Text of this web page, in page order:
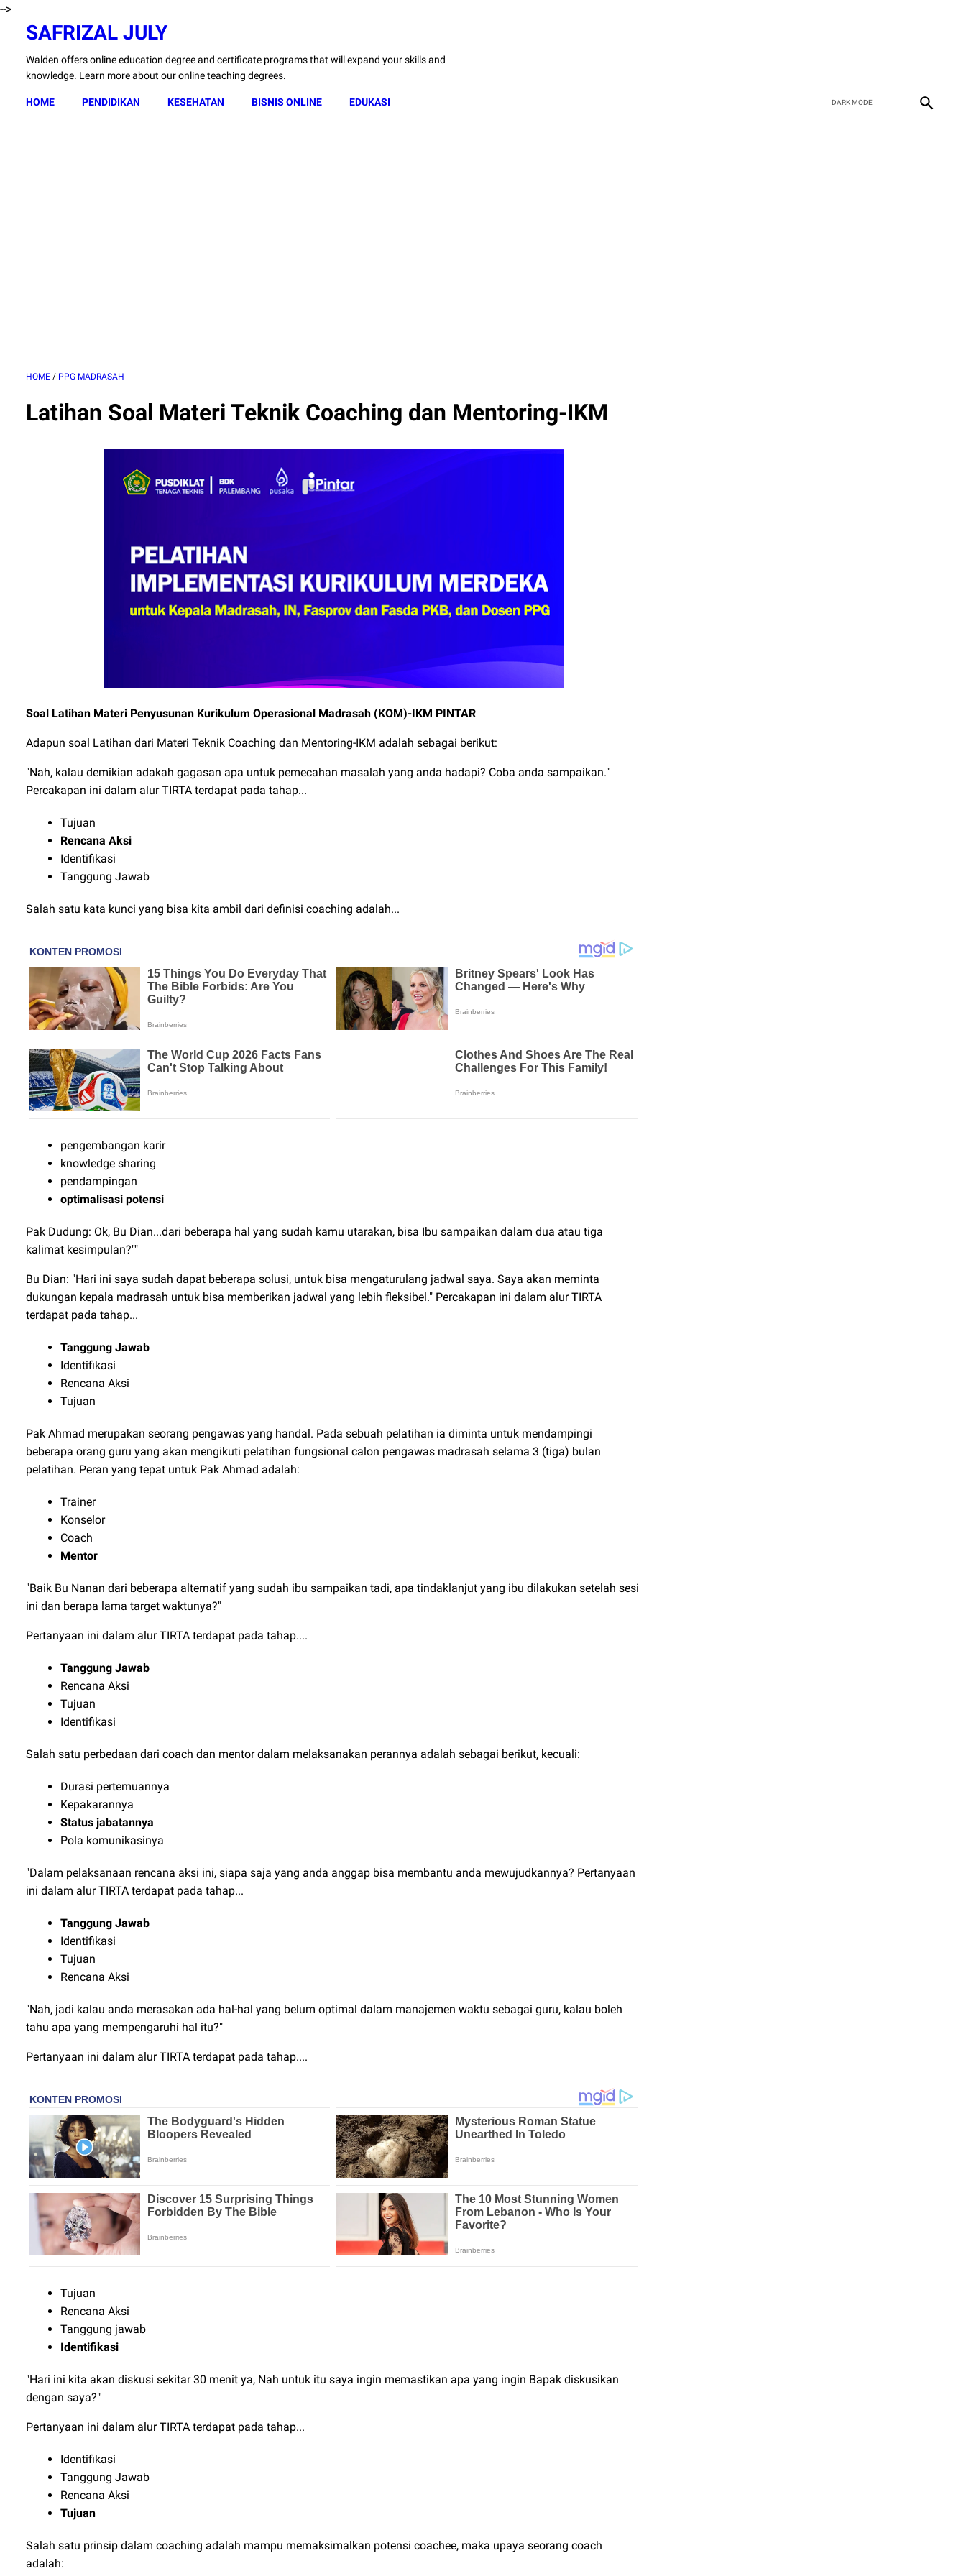
-->
SAFRIZAL JULY
Walden offers online education degree and certificate programs that will expand your skills and
knowledge. Learn more about our online teaching degrees.
HOME PENDIDIKAN KESEHATAN BISNIS ONLINE EDUKASI
HOME / PPG MADRASAH
Latihan Soal Materi Teknik Coaching dan Mentoring-IKM
Soal Latihan Materi Penyusunan Kurikulum Operasional Madrasah (KOM)-IKM PINTAR
Adapun soal Latihan dari Materi Teknik Coaching dan Mentoring-IKM adalah sebagai berikut:
"Nah, kalau demikian adakah gagasan apa untuk pemecahan masalah yang anda hadapi? Coba anda sampaikan."
Percakapan ini dalam alur TIRTA terdapat pada tahap...
Tujuan
Rencana Aksi
Identifikasi
Tanggung Jawab
Salah satu kata kunci yang bisa kita ambil dari definisi coaching adalah...
pengembangan karir
knowledge sharing
pendampingan
optimalisasi potensi
Pak Dudung: Ok, Bu Dian...dari beberapa hal yang sudah kamu utarakan, bisa Ibu sampaikan dalam dua atau tiga
kalimat kesimpulan?""
Bu Dian: "Hari ini saya sudah dapat beberapa solusi, untuk bisa mengaturulang jadwal saya. Saya akan meminta
dukungan kepala madrasah untuk bisa memberikan jadwal yang lebih fleksibel." Percakapan ini dalam alur TIRTA
terdapat pada tahap...
Tanggung Jawab
Identifikasi
Rencana Aksi
Tujuan
Pak Ahmad merupakan seorang pengawas yang handal. Pada sebuah pelatihan ia diminta untuk mendampingi
beberapa orang guru yang akan mengikuti pelatihan fungsional calon pengawas madrasah selama 3 (tiga) bulan
pelatihan. Peran yang tepat untuk Pak Ahmad adalah:
Trainer
Konselor
Coach
Mentor
"Baik Bu Nanan dari beberapa alternatif yang sudah ibu sampaikan tadi, apa tindaklanjut yang ibu dilakukan setelah sesi
ini dan berapa lama target waktunya?"
Pertanyaan ini dalam alur TIRTA terdapat pada tahap....
Tanggung Jawab
Rencana Aksi
Tujuan
Identifikasi
Salah satu perbedaan dari coach dan mentor dalam melaksanakan perannya adalah sebagai berikut, kecuali:
Durasi pertemuannya
Kepakarannya
Status jabatannya
Pola komunikasinya
"Dalam pelaksanaan rencana aksi ini, siapa saja yang anda anggap bisa membantu anda mewujudkannya? Pertanyaan
ini dalam alur TIRTA terdapat pada tahap...
Tanggung Jawab
Identifikasi
Tujuan
Rencana Aksi
"Nah, jadi kalau anda merasakan ada hal-hal yang belum optimal dalam manajemen waktu sebagai guru, kalau boleh
tahu apa yang mempengaruhi hal itu?"
Pertanyaan ini dalam alur TIRTA terdapat pada tahap....
Tujuan
Rencana Aksi
Tanggung jawab
Identifikasi
"Hari ini kita akan diskusi sekitar 30 menit ya, Nah untuk itu saya ingin memastikan apa yang ingin Bapak diskusikan
dengan saya?"
Pertanyaan ini dalam alur TIRTA terdapat pada tahap...
Identifikasi
Tanggung Jawab
Rencana Aksi
Tujuan
Salah satu prinsip dalam coaching adalah mampu memaksimalkan potensi coachee, maka upaya seorang coach
adalah: